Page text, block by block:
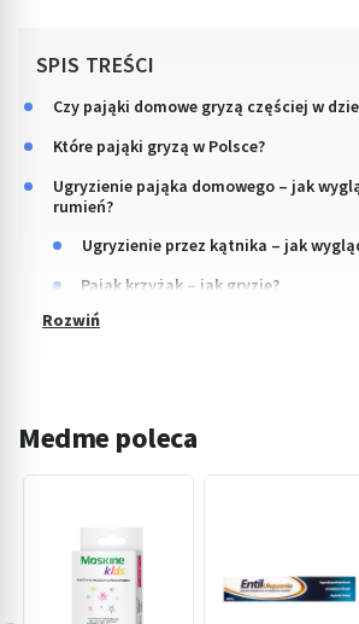
SPIS TREŚCI
Czy pająki domowe gryzą częściej w
Które pająki gryzą w Polsce?
Ugryzienie pająka domowego – jak
rumień?
Ugryzienie przez kątnika – jak
Pająk krzyżak – jak gryzie?
Medme poleca